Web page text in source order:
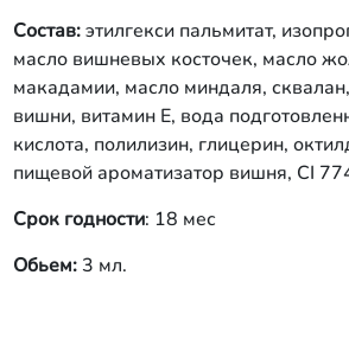
Состав:этилгекси пальмитат,
масло вишневых косточек, масло
макадамии, масло миндаля,
вишни, витамин Е, вода
кислота, полилизин, глицерин,
пищевой ароматизатор вишня, СІ
Срок годности: 18 мес
Обьем:3 мл.